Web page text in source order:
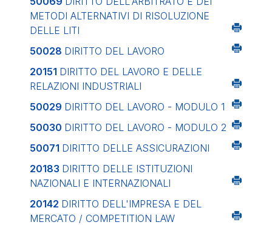
METODI ALTERNATIVI DI RISOLUZIONE
DELLE LITI
50028 DIRITTO DEL LAVORO
20151 DIRITTO DEL LAVORO E DELLE
RELAZIONI INDUSTRIALI
50029 DIRITTO DEL LAVORO - MODULO 1
50030 DIRITTO DEL LAVORO - MODULO 2
50071 DIRITTO DELLE ASSICURAZIONI
20183 DIRITTO DELLE ISTITUZIONI
NAZIONALI E INTERNAZIONALI
20142 DIRITTO DELL'IMPRESA E DEL
MERCATO / COMPETITION LAW